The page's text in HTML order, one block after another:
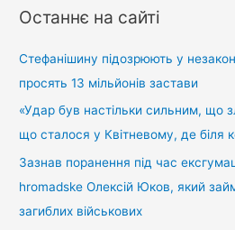
у
:
Останнє на сайті
Стефанішину підозрюють у
просять 13 мільйонів застави
«Удар був настільки сильним, що
що сталося у Квітневому, де біля
Зазнав поранення під час
hromadske Олексій Юков, який
загиблих військових